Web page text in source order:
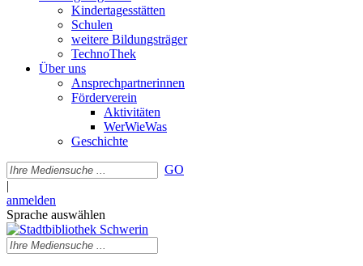
Kindertagesstätten
Schulen
weitere Bildungsträger
TechnoThek
Über uns
Ansprechpartnerinnen
Förderverein
Aktivitäten
WerWieWas
Geschichte
GO
|
anmelden
Sprache auswählen